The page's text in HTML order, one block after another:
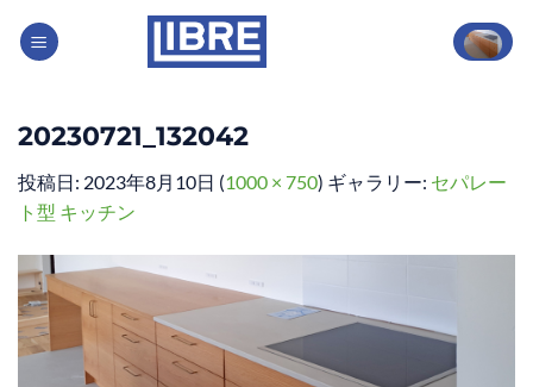
20230721_132042
投稿日: 2023年8月10日 (1000 × 750) ギャラリー: セパレー
ト型 キッチン